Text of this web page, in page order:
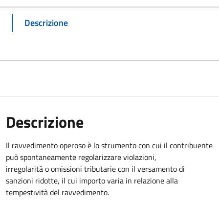
Descrizione
Descrizione
Il ravvedimento operoso è lo strumento con cui il contribuente
può spontaneamente regolarizzare violazioni,
irregolarità o omissioni tributarie con il versamento di
sanzioni ridotte, il cui importo varia in relazione alla
tempestività del ravvedimento.